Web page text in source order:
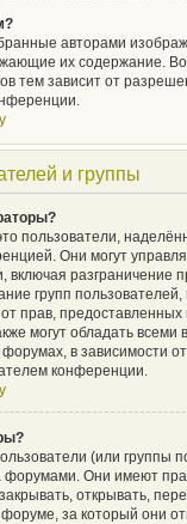
авторами
их содержание.
тем зависит от
и группы
пользователи,
Они могут
разграничение
групп
от прав,
могут обладать всеми
в зависимости
конференции.
(или группы
форумами. Они имеют
открывать,
за который они